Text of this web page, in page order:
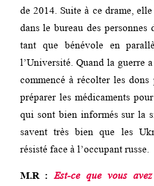
de 2014. Suite à ce drame,
dans le bureau des personnes
tant que bénévole en
l’Université. Quand la guerre
commencé à récolter les
préparer les médicaments
qui sont bien informés sur la
savent très bien que les
résisté face à l’occupant russe.
M.R : Est-ce que vous